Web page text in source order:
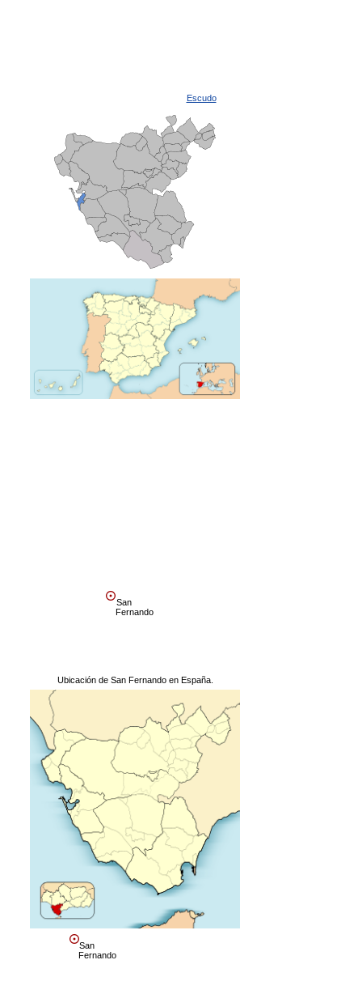
Escudo
San
Fernando
Ubicación de San Fernando en España.
San
Fernando